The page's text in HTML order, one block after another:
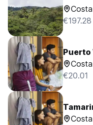
€197.28
Puerto
€20.01